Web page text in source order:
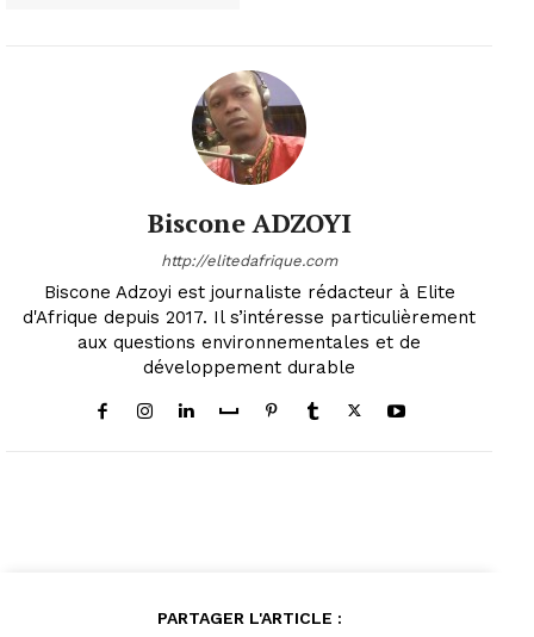
Biscone ADZOYI
http://elitedafrique.com
Biscone Adzoyi est journaliste rédacteur à Elite
d'Afrique depuis 2017. Il s’intéresse particulièrement
aux questions environnementales et de
développement durable
PARTAGER L'ARTICLE :